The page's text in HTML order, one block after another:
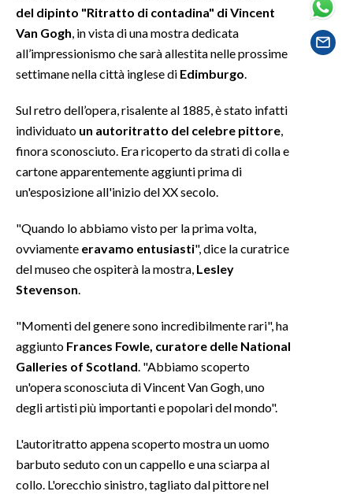
SPETTACOLI
GOSSIP
SALUTE
SARDI NEL MONDO
EVENTI
#CARAUNIONE
INSULARITÀ
INFO AZIENDE
ABBONATI
PUBBLICITÀ
del dipinto "Ritratto di contadina" di Vincent
Van Gogh , in vista di una mostra dedicata
all’impressionismo che sarà allestita nelle prossime
settimane nella città inglese di Edimburgo
Sul retro dell’opera, risalente al 1885, è stato infatti
individuato un autoritratto del celebre pittore
finora sconosciuto. Era ricoperto da strati di colla e
cartone apparentemente aggiunti prima di
un'esposizione all'inizio del XX secolo.
"Quando lo abbiamo visto per la prima volta,
ovviamente eravamo entusiasti", dice la curatrice
del museo che ospiterà la mostra, Lesley
Stevenson
"Momenti del genere sono incredibilmente rari", ha
aggiunto Frances Fowle, curatore delle National
Galleries of Scotland . "Abbiamo scoperto
un'opera sconosciuta di Vincent Van Gogh, uno
degli artisti più importanti e popolari del mondo".
L'autoritratto appena scoperto mostra un uomo
barbuto seduto con un cappello e una sciarpa al
collo. L'orecchio sinistro, tagliato dal pittore nel